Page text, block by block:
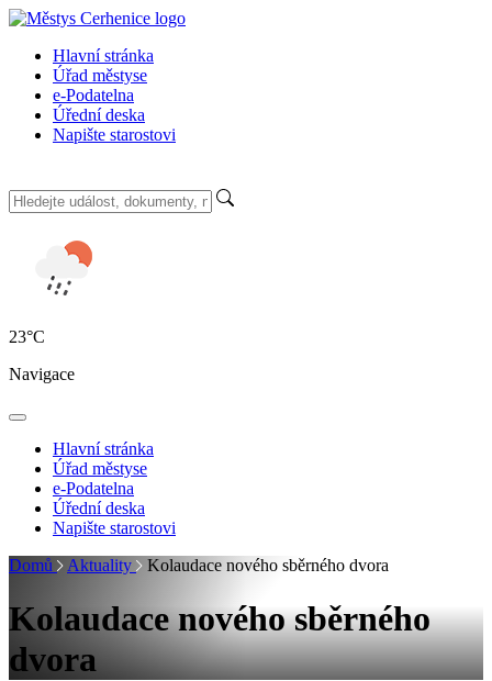
Hlavní stránka
Úřad městyse
e-Podatelna
Úřední deska
Napište starostovi
23°C
Navigace
Hlavní stránka
Úřad městyse
e-Podatelna
Úřední deska
Napište starostovi
Domů
Aktuality Kolaudace nového sběrného dvora
Kolaudace nového sběrného
dvora